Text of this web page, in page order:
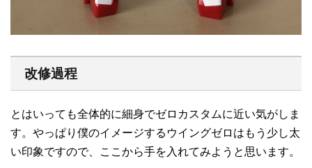
改修過程
とはいっても全体的に細身でゼロカスタムに近い気がしま
す。やっぱり僕のイメージするウイングゼロはもう少し太
い印象ですので、ここから手を入れてみようと思います。